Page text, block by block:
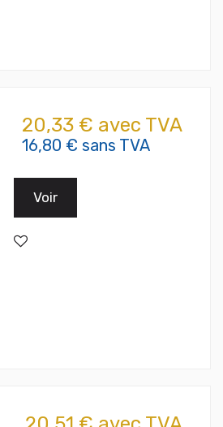
20,33 € avec TVA
16,80 € sans TVA
Voir